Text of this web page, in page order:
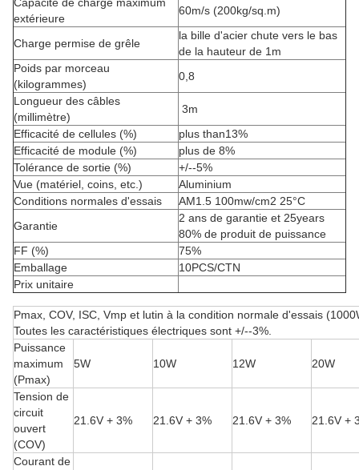
extérieure
60m/s (200kg/sq.m)
Charge permise de grêle
la bille d'acier chute vers le bas
de la hauteur de 1m
Poids par morceau
(kilogrammes)
0,8
Longueur des câbles
(millimètre)
3m
Efficacité de cellules (%)
plus than13%
Efficacité de module (%)
plus de 8%
Tolérance de sortie (%)
+/--5%
Vue (matériel, coins, etc.)
Aluminium
Conditions normales d'essais
AM1.5 100mw/cm2 25°C
Garantie
2 ans de garantie et 25years
80% de produit de puissance
FF (%)
75%
Emballage
10PCS/CTN
Prix unitaire
Pmax, COV, ISC, Vmp et lutin à la condition normale d'essais
Toutes les caractéristiques électriques sont +/--3%.
Puissance
maximum
(Pmax)
5W 10W 12W 20W
Tension de
circuit
ouvert
(COV)
21.6V + 3% 21.6V + 3% 21.6V + 3% 21.6V +
Courant de